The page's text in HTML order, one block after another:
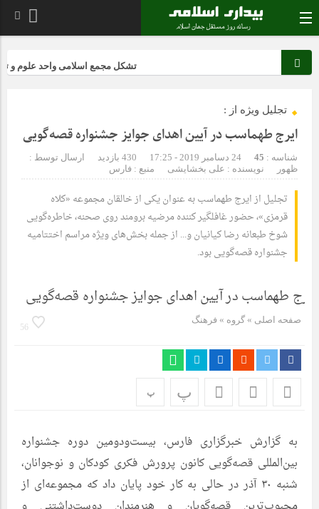
تشکل مجمع اسلامی واحد علوم و
تجلیل ویژه از :
ایرج طهماسب در آیین اهدای جوایز جشنواره قصه‌گویی
شناسه : 45 24 دسامبر 2019 - 17:25
ارسال توسط :
ظهور
نویسنده : علی بخشایشی منبع : فارس
تجلیل از ایرج طهماسب به عنوان یکی از خالقان مجموعه «کلاه
قرمزی»، حضور غافلگیر کننده مرضیه برومند روی صحنه، خاطره‌گویی
شوخ طبعانه رضا کیانیان و... از جمله بخش‌های ویژه مراسم اختتامیه
جشنواره قصه‌گویی بود.
صفحه اصلی » گروه » فرهنگ
56
پ پ
به گزارش خبرگزاری فارس، بیست‌ودومین دوره جشنواره
بین‌المللی قصه‌گویی کانون پرورش فکری کودکان و نوجوانان،
شنبه ۳۰ آذر در حالی به کار خود پایان داد که مجموعه‌ای از